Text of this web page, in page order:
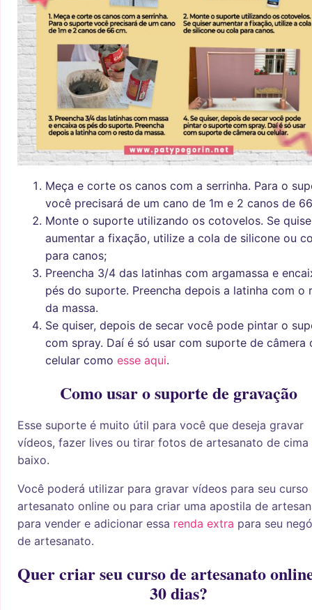
Meça e corte os canos com a serrinha. Para o
você precisará de um cano de 1m e 2 canos de
Monte o suporte utilizando os cotovelos. Se
aumentar a fixação, utilize a cola de silicone ou
para canos;
Preencha 3/4 das latinhas com argamassa e
pés do suporte. Preencha depois a latinha com o
da massa.
Se quiser, depois de secar você pode pintar o
com spray. Daí é só usar com suporte de câmera
celular como esse aqui.
Como usar o suporte de gravação
Esse suporte é muito útil para você que deseja gravar
vídeos, fazer lives ou tirar fotos de artesanato de cima
baixo.
Você poderá utilizar para gravar vídeos para seu curso
artesanato online ou para criar uma apostila de
para vender e adicionar essa renda extra para seu
de artesanato.
Quer criar seu curso de artesanato
30 dias?